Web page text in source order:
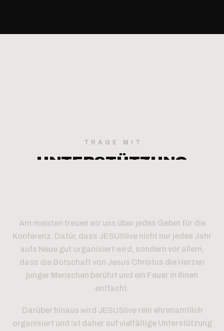
TRAGE MIT
UNTERSTÜTZUNG
Am meisten freuen wir uns über jedes Gebet für die
Konferenz. Dafür, dass JESUSlive nicht nur jedes Jahr
aufs Neue gut organisiert wird, sondern vor allem,
dass die Botschaft von Jesus Christus die Herzen
junger Menschen berührt und ein Feuer in ihnen
entfacht.
Darüber hinaus wird JESUSlive rein ehrenamtlich
organisiert und ist daher auf vielfältige Unterstützung